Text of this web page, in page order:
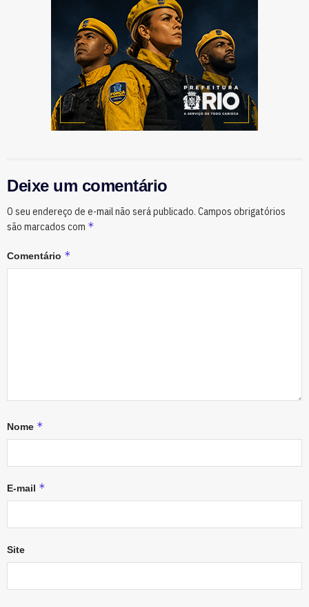
Deixe um comentário
O seu endereço de e-mail não será publicado. Campos obrigatórios
são marcados com *
Comentário *
Nome *
E-mail *
Site